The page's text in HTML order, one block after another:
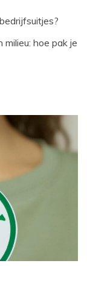
hoe pak je